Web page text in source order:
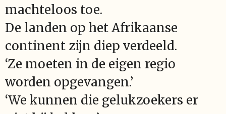
machteloos toe.
De landen op het Afrikaanse
continent zijn diep verdeeld.
‘Ze moeten in de eigen regio
worden opgevangen.’
‘We kunnen die gelukzoekers er